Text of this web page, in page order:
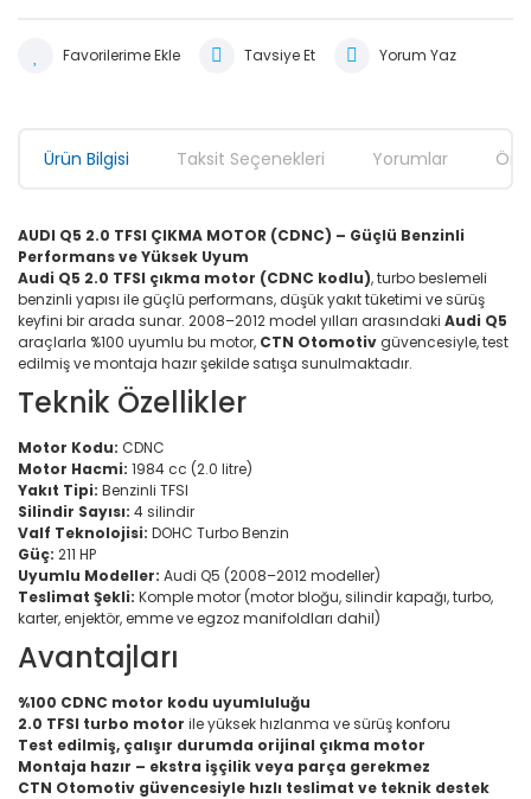
Tavsiye Et Yorum Yaz
Ürün Bilgisi Taksit Seçenekleri Yorumlar
AUDI Q5 2.0 TFSI ÇIKMA MOTOR (CDNC) – Güçlü Benzinli
Performans ve Yüksek Uyum
Audi Q5 2.0 TFSI çıkma motor (CDNC kodlu), turbo beslemeli
benzinli yapısı ile güçlü performans, düşük yakıt tüketimi ve sürüş
keyfini bir arada sunar. 2008–2012 model yılları arasındaki Audi Q5
araçlarla %100 uyumlu bu motor, CTN Otomotivgüvencesiyle, test
edilmiş ve montaja hazır şekilde satışa sunulmaktadır.
Teknik Özellikler
Motor Kodu: CDNC
Motor Hacmi: 1984 cc (2.0 litre)
Yakıt Tipi: Benzinli TFSI
Silindir Sayısı: 4 silindir
Valf Teknolojisi: DOHC Turbo Benzin
Güç: 211 HP
Uyumlu Modeller: Audi Q5 (2008–2012 modeller)
Teslimat Şekli: Komple motor (motor bloğu, silindir kapağı, turbo,
karter, enjektör, emme ve egzoz manifoldları dahil)
Avantajları
%100 CDNC motor kodu uyumluluğu
2.0 TFSI turbo motor ile yüksek hızlanma ve sürüş konforu
Test edilmiş, çalışır durumda orijinal çıkma motor
Montaja hazır – ekstra işçilik veya parça gerekmez
CTN Otomotiv güvencesiyle hızlı teslimat ve teknik destek